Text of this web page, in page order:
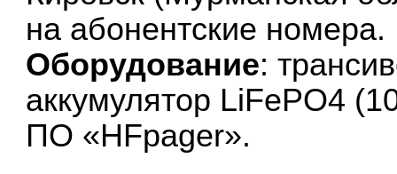
на абонентские номера.
Оборудование:
аккумулятор LiFePO4
ПО «HFpager».